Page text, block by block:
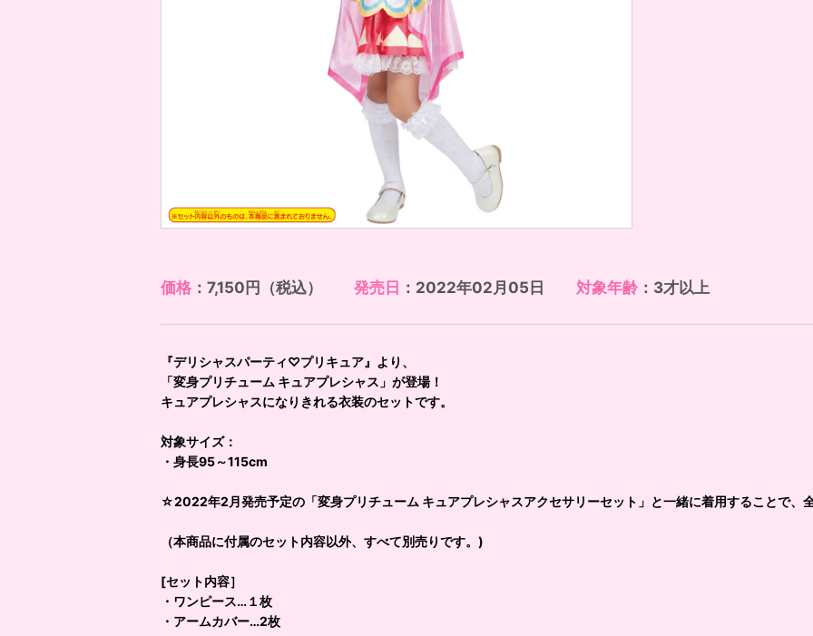
価格 ：7,150円（税込） 発売日 ：2022年02月05日 対象年齢 ：3才以上
『デリシャスパーティ♡プリキュア』より、
「変身プリチューム キュアプレシャス」が登場！
キュアプレシャスになりきれる衣装のセットです。
対象サイズ：
・身長95～115cm
☆2022年2月発売予定の「変身プリチューム キュアプレシャスアクセサリーセット」と一緒に着用することで、
（本商品に付属のセット内容以外、すべて別売りです。)
[セット内容］
・ワンピース…１枚
・アームカバー…2枚